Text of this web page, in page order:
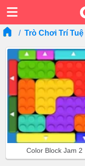
Trò Chơi Trí Tuệ
Color Block Jam 2